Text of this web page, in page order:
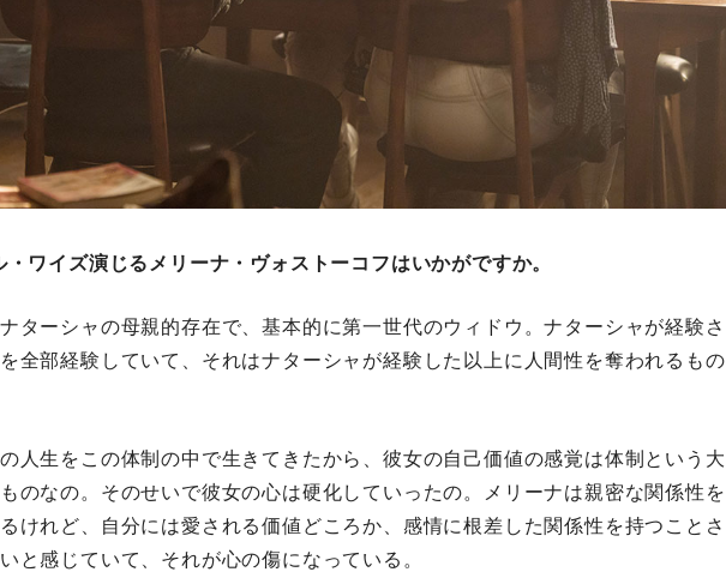
ワイズ演じるメリーナ・ヴォストーコフはいかがですか。
ナターシャの母親的存在で、基本的に第一世代のウィドウ。ナターシャが経験さ
全部経験していて、それはナターシャが経験した以上に人間性を奪われるもの
人生をこの体制の中で生きてきたから、彼女の自己価値の感覚は体制という大
のなの。そのせいで彼女の心は硬化していったの。メリーナは親密な関係性を
けれど、自分には愛される価値どころか、感情に根差した関係性を持つことさ
と感じていて、それが心の傷になっている。